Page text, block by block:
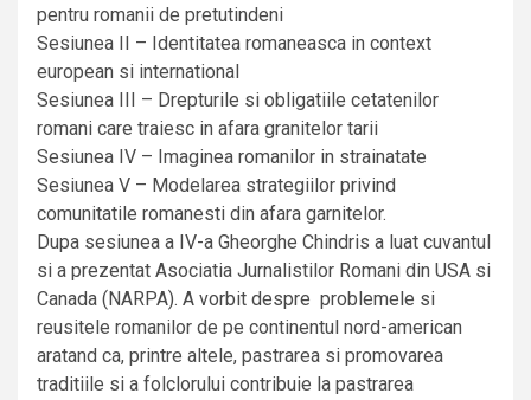
pentru romanii de pretutindeni
Sesiunea II – Identitatea romaneasca in context
european si international
Sesiunea III – Drepturile si obligatiile cetatenilor
romani care traiesc in afara granitelor tarii
Sesiunea IV – Imaginea romanilor in strainatate
Sesiunea V – Modelarea strategiilor privind
comunitatile romanesti din afara garnitelor.
Dupa sesiunea a IV-a Gheorghe Chindris a luat cuvantul
si a prezentat Asociatia Jurnalistilor Romani din USA si
Canada (NARPA). A vorbit despre problemele si
reusitele romanilor de pe continentul nord-american
aratand ca, printre altele, pastrarea si promovarea
traditiile si a folclorului contribuie la pastrarea